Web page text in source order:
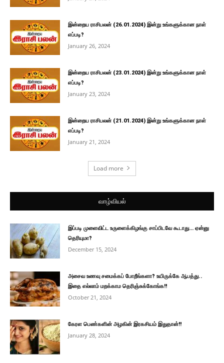
இன்றைய ராசிபலன் (26.01.2024) இன்று உங்களுக்கான நாள்
எப்படி?
January 26, 2024
இன்றைய ராசிபலன் (23.01.2024) இன்று உங்களுக்கான நாள்
எப்படி?
January 23, 2024
இன்றைய ராசிபலன் (21.01.2024) இன்று உங்களுக்கான நாள்
எப்படி?
January 21, 2024
Load more
வாழ்வியல்
இப்படி முளைவிட்ட உருளைக்கிழங்கு சாப்பிடவே கூடாது… ஏன்னு
தெரியுமா?
December 15, 2024
அசைவ உணவு சமைக்கப் போறீங்களா? உயிருக்கே ஆபத்து..
இதை எல்லாம் மறக்காம தெரிஞ்சுக்கோங்க!!
October 21, 2024
கேரள பெண்களின் அழகின் இரகசியம் இதுதான்!!
January 28, 2024